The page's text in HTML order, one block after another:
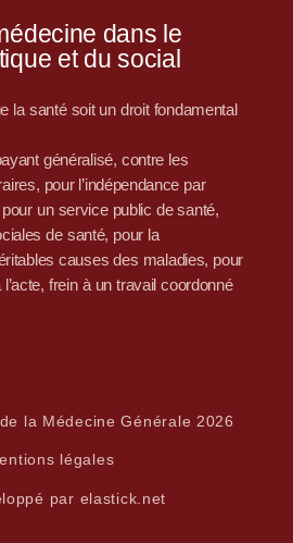
dans le
et du social
la santé soit un droit fondamental
généralisé, contre les
pour l’indépendance par
un service public de santé,
de santé, pour la
causes des maladies, pour
frein à un travail coordonné
la Médecine Générale 2026
légales
par elastick.net